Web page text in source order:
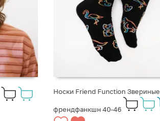
Носки Friend Function Звериные
френдфанкшн 40-46